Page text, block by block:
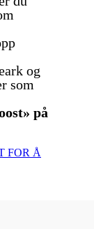
og
som
på
FOR Å